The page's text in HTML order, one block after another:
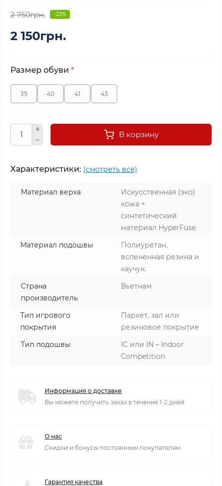
2 750грн. -22%
2 150грн.
Размер обуви *
39 40 41 43
В корзину
Характеристики: (смотреть все)
Материал верха
Искусственная (эко)
кожа +
синтетический
материал HyperFuse
Материал подошвы
Полиуретан,
вспененная резина и
каучук.
Страна
производитель
Вьетнам
Тип игрового
покрытия
Паркет, зал или
резиновое покрытие
Тип подошвы
IC или IN – Indoor
Competition
Информация о доставке
Вы можете получить заказ в течение 1-2 дней
О нас
Скидки и бонусы постоянным покупателям
Гарантия качества